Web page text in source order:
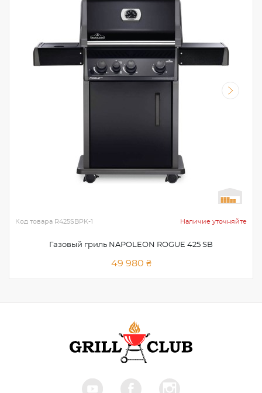
Код товара R425SBPK-1 Наличие уточняйте
Газовый гриль NAPOLEON ROGUE 425 SB
49 980 ₴